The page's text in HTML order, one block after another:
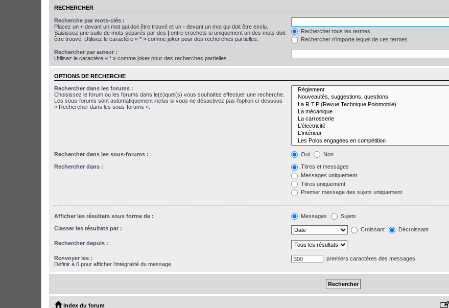
RECHERCHER
Recherche par mots-clés :
Placez un + devant un mot qui doit être trouvé et un - devant un mot qui doit être exclu.
Saisissez une suite de mots séparés par des | entre crochets si uniquement un des mots doit
être trouvé. Utilisez le caractère « * » comme joker pour des recherches partielles.
Rechercher tous les termes
Rechercher n’importe lequel de ces termes
Rechercher par auteur :
Utilisez le caractère « * » comme joker pour des recherches partielles.
OPTIONS DE RECHERCHE
Rechercher dans les forums :
Choisissez le forum ou les forums dans le(s)quel(s) vous souhaitez effectuer une recherche.
Les sous-forums sont automatiquement inclus si vous ne désactivez pas l’option ci-dessous
« Rechercher dans les sous-forums ».
Rechercher dans les sous-forums : Oui Non
Rechercher dans :
Titres et messages
Messages uniquement
Titres uniquement
Premier message des sujets uniquement
Afficher les résultats sous forme de : Messages Sujets
Classer les résultats par : Croissant Décroissant
Rechercher depuis :
Renvoyer les :
Définir à 0 pour afficher l’intégralité du message.
premiers caractères des messages
Index du forum